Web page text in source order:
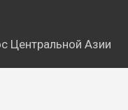
Центральной Азии